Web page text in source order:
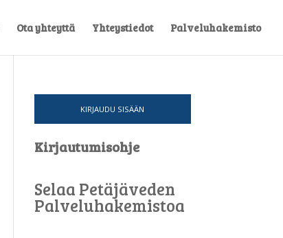
Ota yhteyttä Yhteystiedot Palveluhakemisto
KIRJAUDU SISÄÄN
Kirjautumisohje
Selaa Petäjäveden
Palveluhakemistoa